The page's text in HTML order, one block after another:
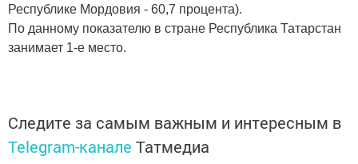
Республике Мордовия - 60,7 процента).
По данному показателю в стране Республика Татарстан
занимает 1-е место.
Следите за самым важным и интересным в
Telegram-канале Татмедиа